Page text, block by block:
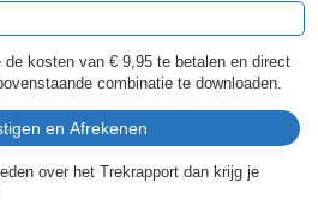
de kosten van € 9,95 te betalen en direct
combinatie te downloaden.
over het Trekrapport dan krijg je